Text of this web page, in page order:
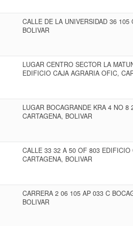
CALLE DE LA UNIVERSIDAD 36 105
BOLIVAR
LUGAR CENTRO SECTOR LA
EDIFICIO CAJA AGRARIA OFIC,
LUGAR BOCAGRANDE KRA 4 NO 8
CARTAGENA, BOLIVAR
CALLE 33 32 A 50 OF 803 EDIFICIO
CARTAGENA, BOLIVAR
CARRERA 2 06 105 AP 033 C
BOLIVAR